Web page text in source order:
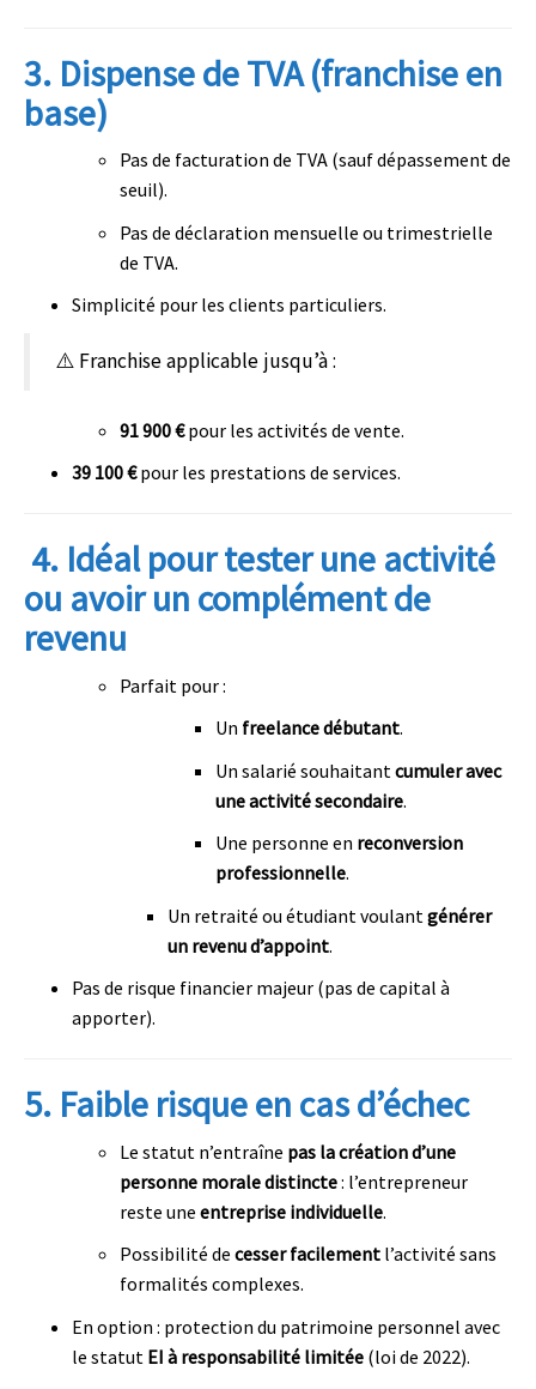
3. Dispense de TVA (franchise en
base)
Pas de facturation de TVA (sauf dépassement de
seuil).
Pas de déclaration mensuelle ou trimestrielle
de TVA.
Simplicité pour les clients particuliers.
⚠️ Franchise applicable jusqu’à :
91 900 €pour les activités de vente.
39 100 €pour les prestations de services.
‍ 4. Idéal pour tester une activité
ou avoir un complément de
revenu
Parfait pour :
Un freelance débutant.
Un salarié souhaitant cumuler avec
une activité secondaire.
Une personne en reconversion
professionnelle.
Un retraité ou étudiant voulant générer
un revenu d’appoint.
Pas de risque financier majeur (pas de capital à
apporter).
5. Faible risque en cas d’échec
Le statut n’entraîne pas la création d’une
personne morale distincte: l’entrepreneur
reste une entreprise individuelle.
Possibilité de cesser facilement l’activité sans
formalités complexes.
En option : protection du patrimoine personnel avec
le statut EI à responsabilité limitée (loi de 2022).